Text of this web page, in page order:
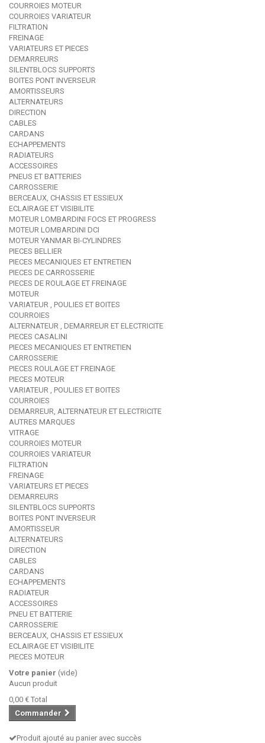
COURROIES MOTEUR
COURROIES VARIATEUR
FILTRATION
FREINAGE
VARIATEURS ET PIECES
DEMARREURS
SILENTBLOCS SUPPORTS
BOITES PONT INVERSEUR
AMORTISSEURS
ALTERNATEURS
DIRECTION
CABLES
CARDANS
ECHAPPEMENTS
RADIATEURS
ACCESSOIRES
PNEUS ET BATTERIES
CARROSSERIE
BERCEAUX, CHASSIS ET ESSIEUX
ECLAIRAGE ET VISIBILITE
MOTEUR LOMBARDINI FOCS ET PROGRESS
MOTEUR LOMBARDINI DCI
MOTEUR YANMAR BI-CYLINDRES
PIECES BELLIER
PIECES MECANIQUES ET ENTRETIEN
PIECES DE CARROSSERIE
PIECES DE ROULAGE ET FREINAGE
MOTEUR
VARIATEUR , POULIES ET BOITES
COURROIES
ALTERNATEUR , DEMARREUR ET ELECTRICITE
PIECES CASALINI
PIECES MECANIQUES ET ENTRETIEN
CARROSSERIE
PIECES ROULAGE ET FREINAGE
PIECES MOTEUR
VARIATEUR , POULIES ET BOITES
COURROIES
DEMARREUR, ALTERNATEUR ET ELECTRICITE
AUTRES MARQUES
VITRAGE
COURROIES MOTEUR
COURROIES VARIATEUR
FILTRATION
FREINAGE
VARIATEURS ET PIECES
DEMARREURS
SILENTBLOCS SUPPORTS
BOITES PONT INVERSEUR
AMORTISSEUR
ALTERNATEURS
DIRECTION
CABLES
CARDANS
ECHAPPEMENTS
RADIATEUR
ACCESSOIRES
PNEU ET BATTERIE
CARROSSERIE
BERCEAUX, CHASSIS ET ESSIEUX
ECLAIRAGE ET VISIBILITE
PIECES MOTEUR
Votre panier (vide)
Aucun produit
0,00 € Total
Commander
Produit ajouté au panier avec succès